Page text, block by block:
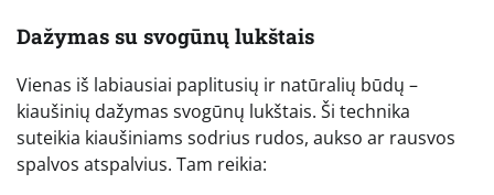
Dažymas su svogūnų lukštais
Vienas iš labiausiai paplitusių ir natūralių būdų –
kiaušinių dažymas svogūnų lukštais. Ši technika
suteikia kiaušiniams sodrius rudos, aukso ar rausvos
spalvos atspalvius. Tam reikia: